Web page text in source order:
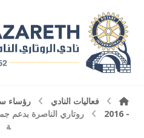
فعاليات النادي رؤساء
- 2016
روتاري الناصرة بدعم
ة